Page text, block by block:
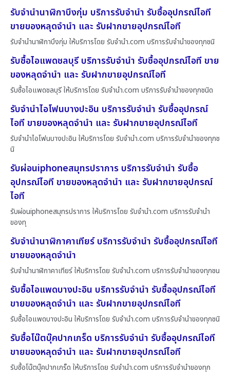
รับจำนำนาฬิกาบึงกุ่ม บริการรับจำนำ รับซื้ออุปกรณ์ไอที
ขายของหลุดจำนำ และ รับฝากขายอุปกรณ์ไอที
รับจำนำนาฬิกาบึงกุ่ม ให้บริการโดย รับจํานํา.com บริการรับจำนำของทุกชนิ
รับซื้อไอแพดชลบุรี บริการรับจำนำ รับซื้ออุปกรณ์ไอที ขาย
ของหลุดจำนำ และ รับฝากขายอุปกรณ์ไอที
รับซื้อไอแพดชลบุรี ให้บริการโดย รับจํานํา.com บริการรับจำนำของทุกชนิด
รับจำนำไอโฟนบางปะอิน บริการรับจำนำ รับซื้ออุปกรณ์
ไอที ขายของหลุดจำนำ และ รับฝากขายอุปกรณ์ไอที
รับจำนำไอโฟนบางปะอิน ให้บริการโดย รับจํานํา.com บริการรับจำนำของทุกช
นิ
รับผ่อนiphoneสมุทรปราการ บริการรับจำนำ รับซื้อ
อุปกรณ์ไอที ขายของหลุดจำนำ และ รับฝากขายอุปกรณ์
ไอที
รับผ่อนiphoneสมุทรปราการ ให้บริการโดย รับจํานํา.com บริการรับจำนำ
ของทุ
รับจำนำนาฬิกาคาเทียร์ บริการรับจำนำ รับซื้ออุปกรณ์ไอที
ขายของหลุดจำนำ
รับจำนำนาฬิกาคาเทียร์ ให้บริการโดย รับจํานํา.com บริการรับจำนำของทุกชน
รับซื้อไอแพดบางปะอิน บริการรับจำนำ รับซื้ออุปกรณ์ไอที
ขายของหลุดจำนำ และ รับฝากขายอุปกรณ์ไอที
รับซื้อไอแพดบางปะอิน ให้บริการโดย รับจํานํา.com บริการรับจำนำของทุกชนิ
รับซื้อโน๊ตบุ๊คปากเกร็ด บริการรับจำนำ รับซื้ออุปกรณ์ไอที
ขายของหลุดจำนำ และ รับฝากขายอุปกรณ์ไอที
รับซื้อโน๊ตบุ๊คปากเกร็ด ให้บริการโดย รับจํานํา.com บริการรับจำนำของทุก